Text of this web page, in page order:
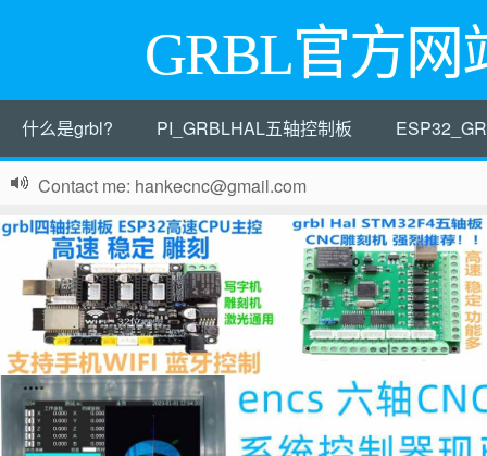
GRBL官方网
什么是grbl? PI_GRBLHAL五轴控制板
Contact me: hankecnc@gmail.com